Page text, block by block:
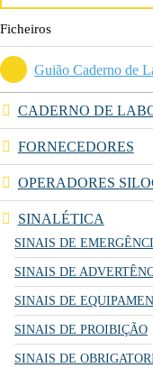
Ficheiros
Guião Caderno de
CADERNO DE
FORNECEDORES
OPERADORES
SINALÉTICA
SINAIS DE
SINAIS DE
SINAIS DE
SINAIS DE PROIBIÇÃO
SINAIS DE